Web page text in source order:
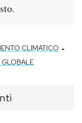
CLIMATICO -
GLOBALE